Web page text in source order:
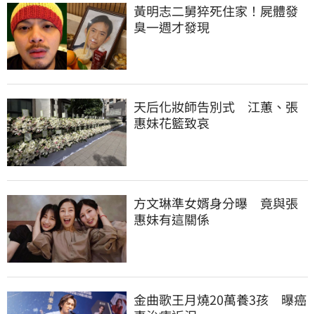
黃明志二舅猝死住家！屍體發
臭一週才發現
天后化妝師告別式　江蕙、張
惠妹花籃致哀
方文琳準女婿身分曝　竟與張
惠妹有這關係
金曲歌王月燒20萬養3孩　曝癌